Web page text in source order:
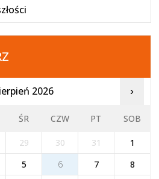
2026 ›
ŚR CZW PT SOB
29 30 31
1
5 6 7
8